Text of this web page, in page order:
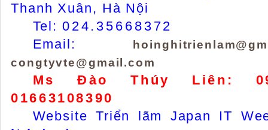
Thanh Xuân, Hà Nội
Tel: 024.35668372
Email:
congtyvte@gmail.com
Ms Đào Thúy Liên:
01663108390
Website Triển lãm Japan IT